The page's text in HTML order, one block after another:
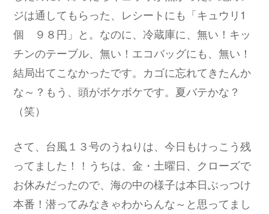
ジは通してもらった、レシートにも「キュウリ1
個 ９８円」と。なのに、冷蔵庫に、無い！キッ
チンのテーブル、無い！エコバッグにも、無い！
結局出てこなかったです。カゴに忘れてきたんか
な～？もう、頭がボケボケです。夏バテかな？
（笑）
さて、台風１３号のうねりは、今日もけっこう残
ってました！！うちは、金・土曜日、クローズで
お休みだったので、海の中の様子は本日ぶっつけ
本番！潜ってみなきゃわからんな～と思ってまし